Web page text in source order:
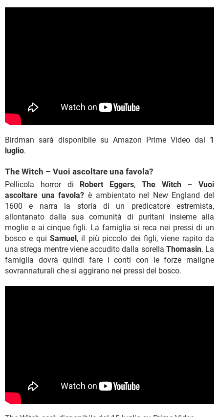
Birdman sarà disponibile su Amazon Prime Video dal 1
luglio.
The Witch – Vuoi ascoltare una favola?
Pellicola horror di Robert Eggers, The Witch – Vuoi
ascoltare una favola? è ambientato nel New England del
1600 e narra la storia di un predicatore estremista,
allontanato dalla sua comunità di puritani insieme alla
moglie e ai cinque figli. La famiglia si reca nei pressi di un
bosco e quiSamuel, il più piccolo dei figli, viene rapito da
una strega mentre viene accudito dalla sorella Thomasin. La
famiglia dovrà quindi fare i conti con le forze maligne
sovrannaturali che si aggirano nei pressi del bosco.